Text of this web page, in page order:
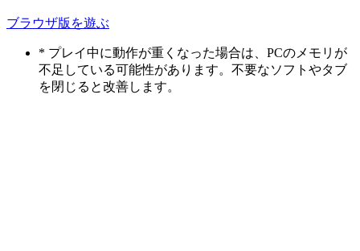
ブラウザ版を遊ぶ
* プレイ中に動作が重くなった場合は、PCのメモリが
不足している可能性があります。不要なソフトやタブ
を閉じると改善します。